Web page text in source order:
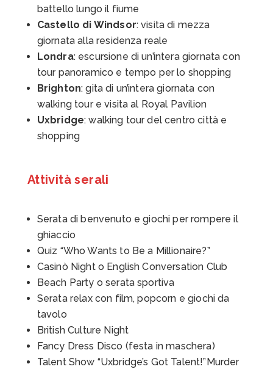
battello lungo il fiume
Castello di Windsor: visita di mezza
giornata alla residenza reale
Londra: escursione di un’intera giornata con
tour panoramico e tempo per lo shopping
Brighton: gita di un’intera giornata con
walking tour e visita al Royal Pavilion
Uxbridge: walking tour del centro città e
shopping
Attività serali
Serata di benvenuto e giochi per rompere il
ghiaccio
Quiz “Who Wants to Be a Millionaire?”
Casinò Night o English Conversation Club
Beach Party o serata sportiva
Serata relax con film, popcorn e giochi da
tavolo
British Culture Night
Fancy Dress Disco (festa in maschera)
Talent Show “Uxbridge’s Got Talent!”Murder